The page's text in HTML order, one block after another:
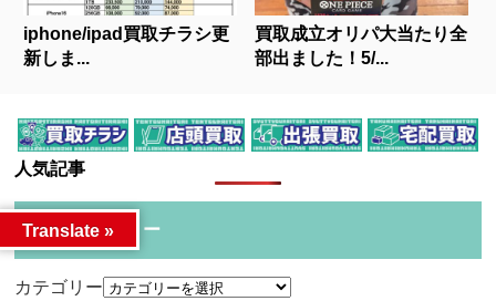
iphone/ipad買取チラシ更
新しま...
買取成立オリパ大当たり全
部出ました！5/...
人気記事
カテゴリー
カテゴリー
Translate »